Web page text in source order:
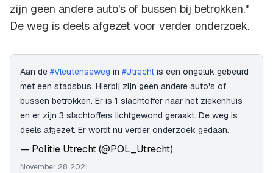
zijn geen andere auto's of bussen bij betrokken."
De weg is deels afgezet voor verder onderzoek.
Aan de #Vleutenseweg in #Utrecht is een ongeluk gebeurd
met een stadsbus. Hierbij zijn geen andere auto's of
bussen betrokken. Er is 1 slachtoffer naar het ziekenhuis
en er zijn 3 slachtoffers lichtgewond geraakt. De weg is
deels afgezet. Er wordt nu verder onderzoek gedaan.
— Politie Utrecht (@POL_Utrecht)
November 28, 2021